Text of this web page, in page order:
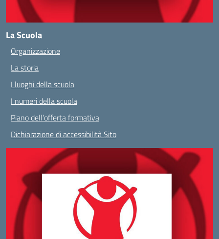
La Scuola
Organizzazione
La storia
I luoghi della scuola
I numeri della scuola
Piano dell’offerta formativa
Dichiarazione di accessibilità Sito